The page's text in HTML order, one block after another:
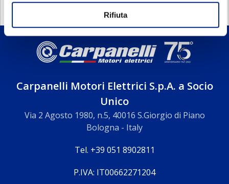
Rifiuta
Carpanelli Motori Elettrici S.p.A. a Socio
Unico
Via 2 Agosto 1980, n.5, 40016 S.Giorgio di Piano
Bologna - Italy
Tel. +39 051 8902811
P.IVA: IT00662271204